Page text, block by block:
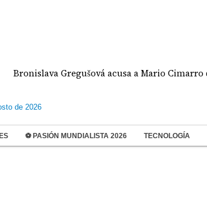
Gregušová acusa a Mario Cimarro de
de 2026
⚽ PASIÓN MUNDIALISTA 2026 TECNOLOGÍA